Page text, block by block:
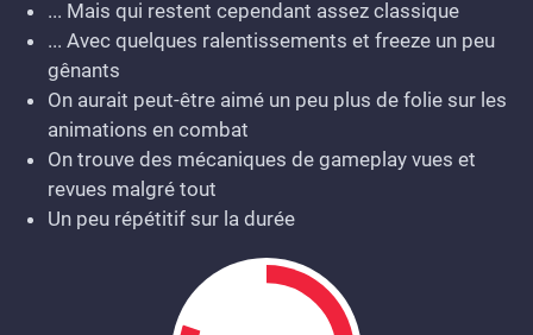
... Mais qui restent cependant assez classique
... Avec quelques ralentissements et freeze un peu
gênants
On aurait peut-être aimé un peu plus de folie sur les
animations en combat
On trouve des mécaniques de gameplay vues et
revues malgré tout
Un peu répétitif sur la durée